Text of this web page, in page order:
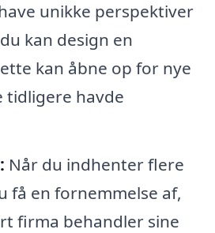
unikke perspektiver
kan design en
kan åbne op for nye
tidligere havde
Når du indhenter flere
få en fornemmelse af,
firma behandler sine